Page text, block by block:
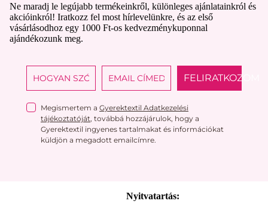
Ne maradj le legújabb termékeinkről, különleges ajánlatainkról és
akcióinkról! Iratkozz fel most hírlevelünkre, és az első
vásárlásodhoz egy 1000 Ft-os kedvezménykuponnal
ajándékozunk meg.
FELIRATKOZOM
Megismertem a Gyerektextil Adatkezelési
tájékoztatóját, továbbá hozzájárulok, hogy a
Gyerektextil ingyenes tartalmakat és információkat
küldjön a megadott emailcímre.
Nyitvatartás: